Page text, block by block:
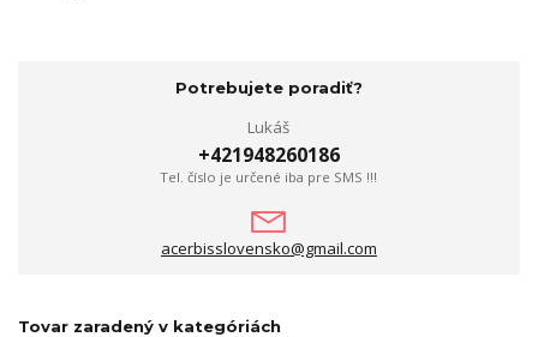
Potrebujete poradiť?
Lukáš
+421948260186
Tel. číslo je určené iba pre SMS !!!
acerbisslovensko@gmail.com
Tovar zaradený v kategóriách